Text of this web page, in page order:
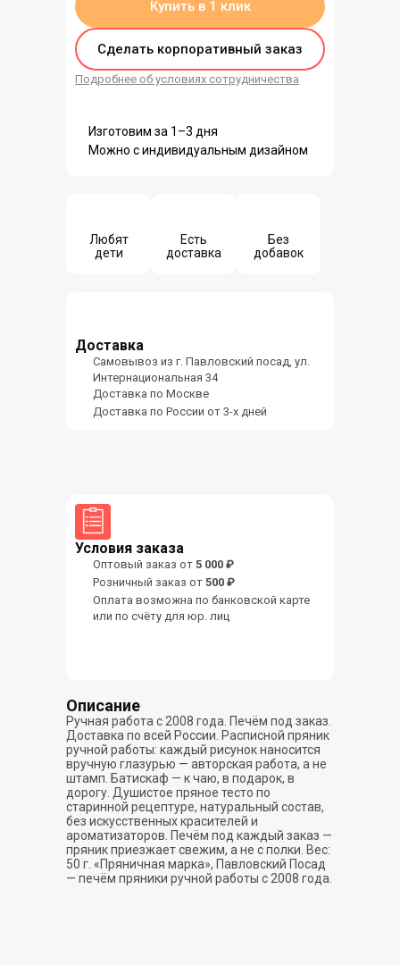
Купить в 1 клик
Сделать корпоративный заказ
Подробнее об условиях сотрудничества
Любят
дети
Есть
доставка
Без
добавок
Описание
Ручная работа с 2008 года. Печём под заказ.
Доставка по всей России. Расписной пряник
ручной работы: каждый рисунок наносится
вручную глазурью — авторская работа, а не
штамп. Батискаф — к чаю, в подарок, в
дорогу. Душистое пряное тесто по
старинной рецептуре, натуральный состав,
без искусственных красителей и
ароматизаторов. Печём под каждый заказ —
пряник приезжает свежим, а не с полки. Вес:
50 г. «Пряничная марка», Павловский Посад
— печём пряники ручной работы с 2008 года.
Доставка
Самовывоз из г. Павловский посад, ул.
Интернациональная 34
Доставка по Москве
Доставка по России от 3-х дней
Условия заказа
Оптовый заказ от 5 000 ₽
Розничный заказ от 500 ₽
Оплата возможна по банковской карте
или по счёту для юр. лиц
Изготовим за 1–3 дня
Можно с индивидуальным дизайном